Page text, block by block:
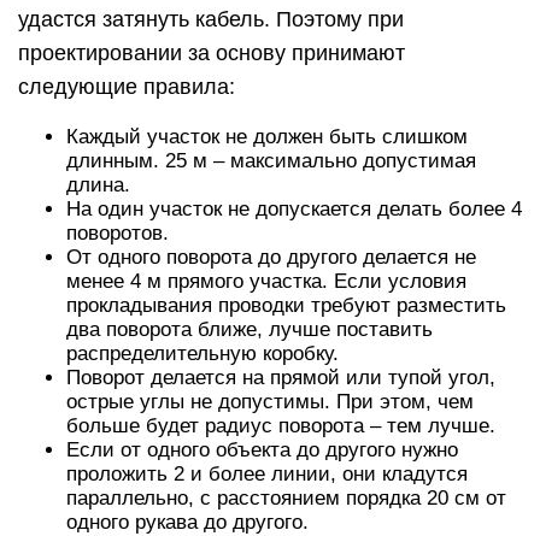
удастся затянуть кабель. Поэтому при
проектировании за основу принимают
следующие правила:
Каждый участок не должен быть слишком
длинным. 25 м – максимально допустимая
длина.
На один участок не допускается делать более 4
поворотов.
От одного поворота до другого делается не
менее 4 м прямого участка. Если условия
прокладывания проводки требуют разместить
два поворота ближе, лучше поставить
распределительную коробку.
Поворот делается на прямой или тупой угол,
острые углы не допустимы. При этом, чем
больше будет радиус поворота – тем лучше.
Если от одного объекта до другого нужно
проложить 2 и более линии, они кладутся
параллельно, с расстоянием порядка 20 см от
одного рукава до другого.